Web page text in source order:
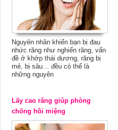
Nguyên nhân khiến bạn bị đau
nhức răng như nghiến răng, vấn
đề ở khớp thái dương, răng bị
mẻ, bị sâu… đều có thể là
những nguyên
Lấy cao răng giúp phòng
chống hôi miệng